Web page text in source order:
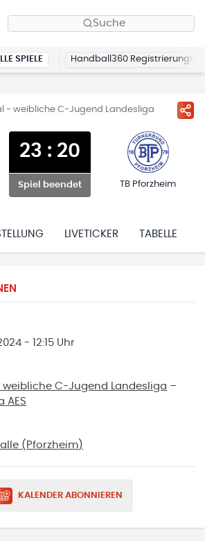
Suche
SPIELE Handball360 Registrierung
- weibliche C-Jugend Landesliga
23 : 20
Spiel beendet TB Pforzheim
LIVETICKER TABELLE
- 12:15 Uhr
C-Jugend Landesliga –
AES
( Pforzheim )
KALENDER ABONNIEREN